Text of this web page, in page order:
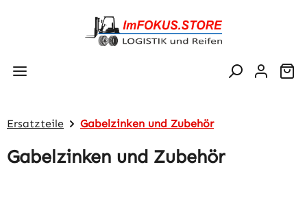
Zum Hauptinhalt springen
Ersatzteile Gabelzinken und Zubehör
Gabelzinken und Zubehör